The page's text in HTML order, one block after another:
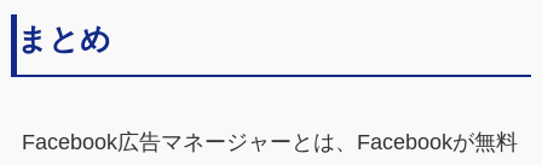
まとめ
Facebook広告マネージャーとは、Facebookが無料